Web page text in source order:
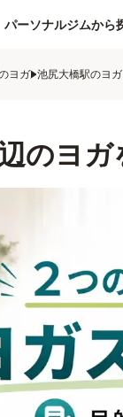
パーソナルジムから
ヨガ 池尻大橋駅のヨガ
のヨ